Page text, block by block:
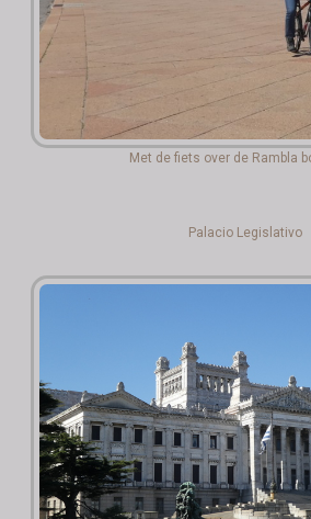
Met de fiets over de Rambla
Palacio Legislativo